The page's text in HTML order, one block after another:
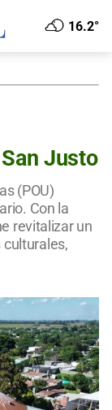
16.2°
Justo
(POU)
Con la
revitalizar un